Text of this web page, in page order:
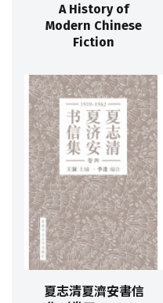
A History of
Modern Chinese
Fiction
夏志清夏濟安書信